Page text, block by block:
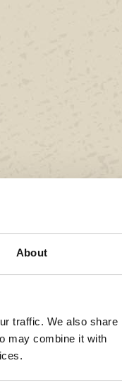
About
traffic. We also share
may combine it with
tot
in de ochtend